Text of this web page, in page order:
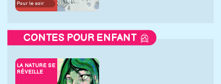
Pour le soir
CONTES POUR ENFANT
LA NATURE SE
RÉVEILLE